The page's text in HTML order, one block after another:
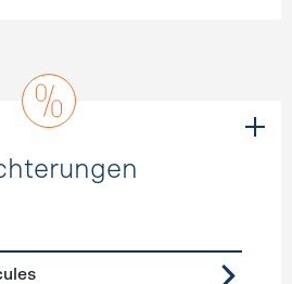
Steuererleichterungen